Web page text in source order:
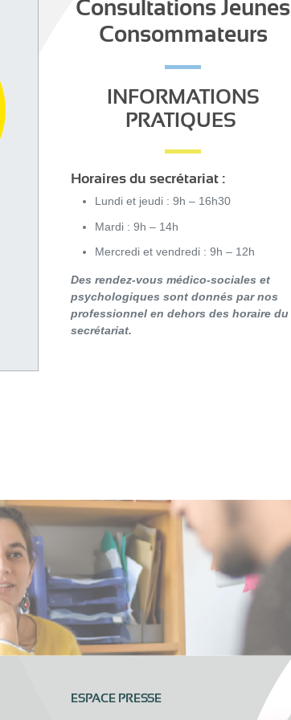
Consultations Jeunes
Consommateurs
INFORMATIONS
PRATIQUES
Horaires du secrétariat :
Lundi et jeudi : 9h – 16h30
Mardi : 9h – 14h
Mercredi et vendredi : 9h – 12h
Des rendez-vous médico-sociales et
psychologiques sont donnés par nos
professionnel en dehors des horaire du
secrétariat.
ESPACE PRESSE